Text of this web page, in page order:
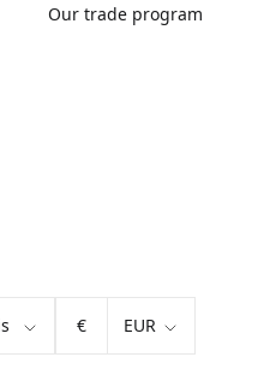
Our trade program
€